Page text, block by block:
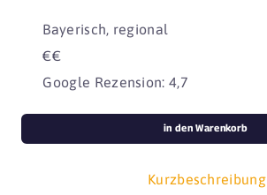
Bayerisch, regional
€€
Google Rezension: 4,7
Kurzbeschreibung
in den Warenkorb